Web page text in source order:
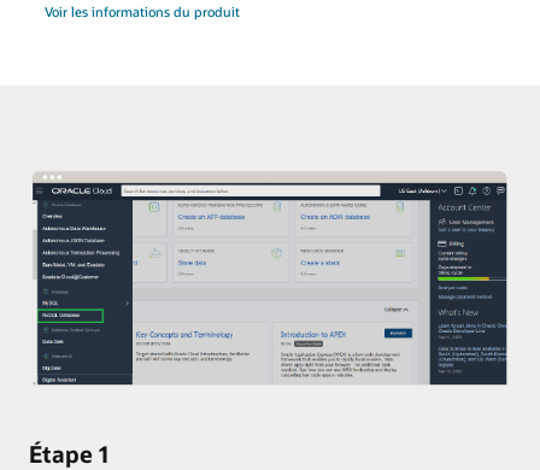
Voir les informations du produit
Étape 1